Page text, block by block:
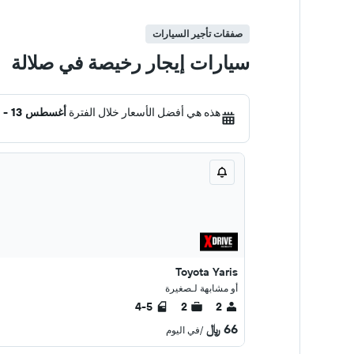
صفقات تأجير السيارات
سيارات إيجار رخيصة في صلالة
هذه هي أفضل الأسعار خلال الفترة أغسطس 13 - 20
Toyota Yaris
أو مشابهة لـصغيرة
2
2
4-5
66 ﷼ /في اليوم